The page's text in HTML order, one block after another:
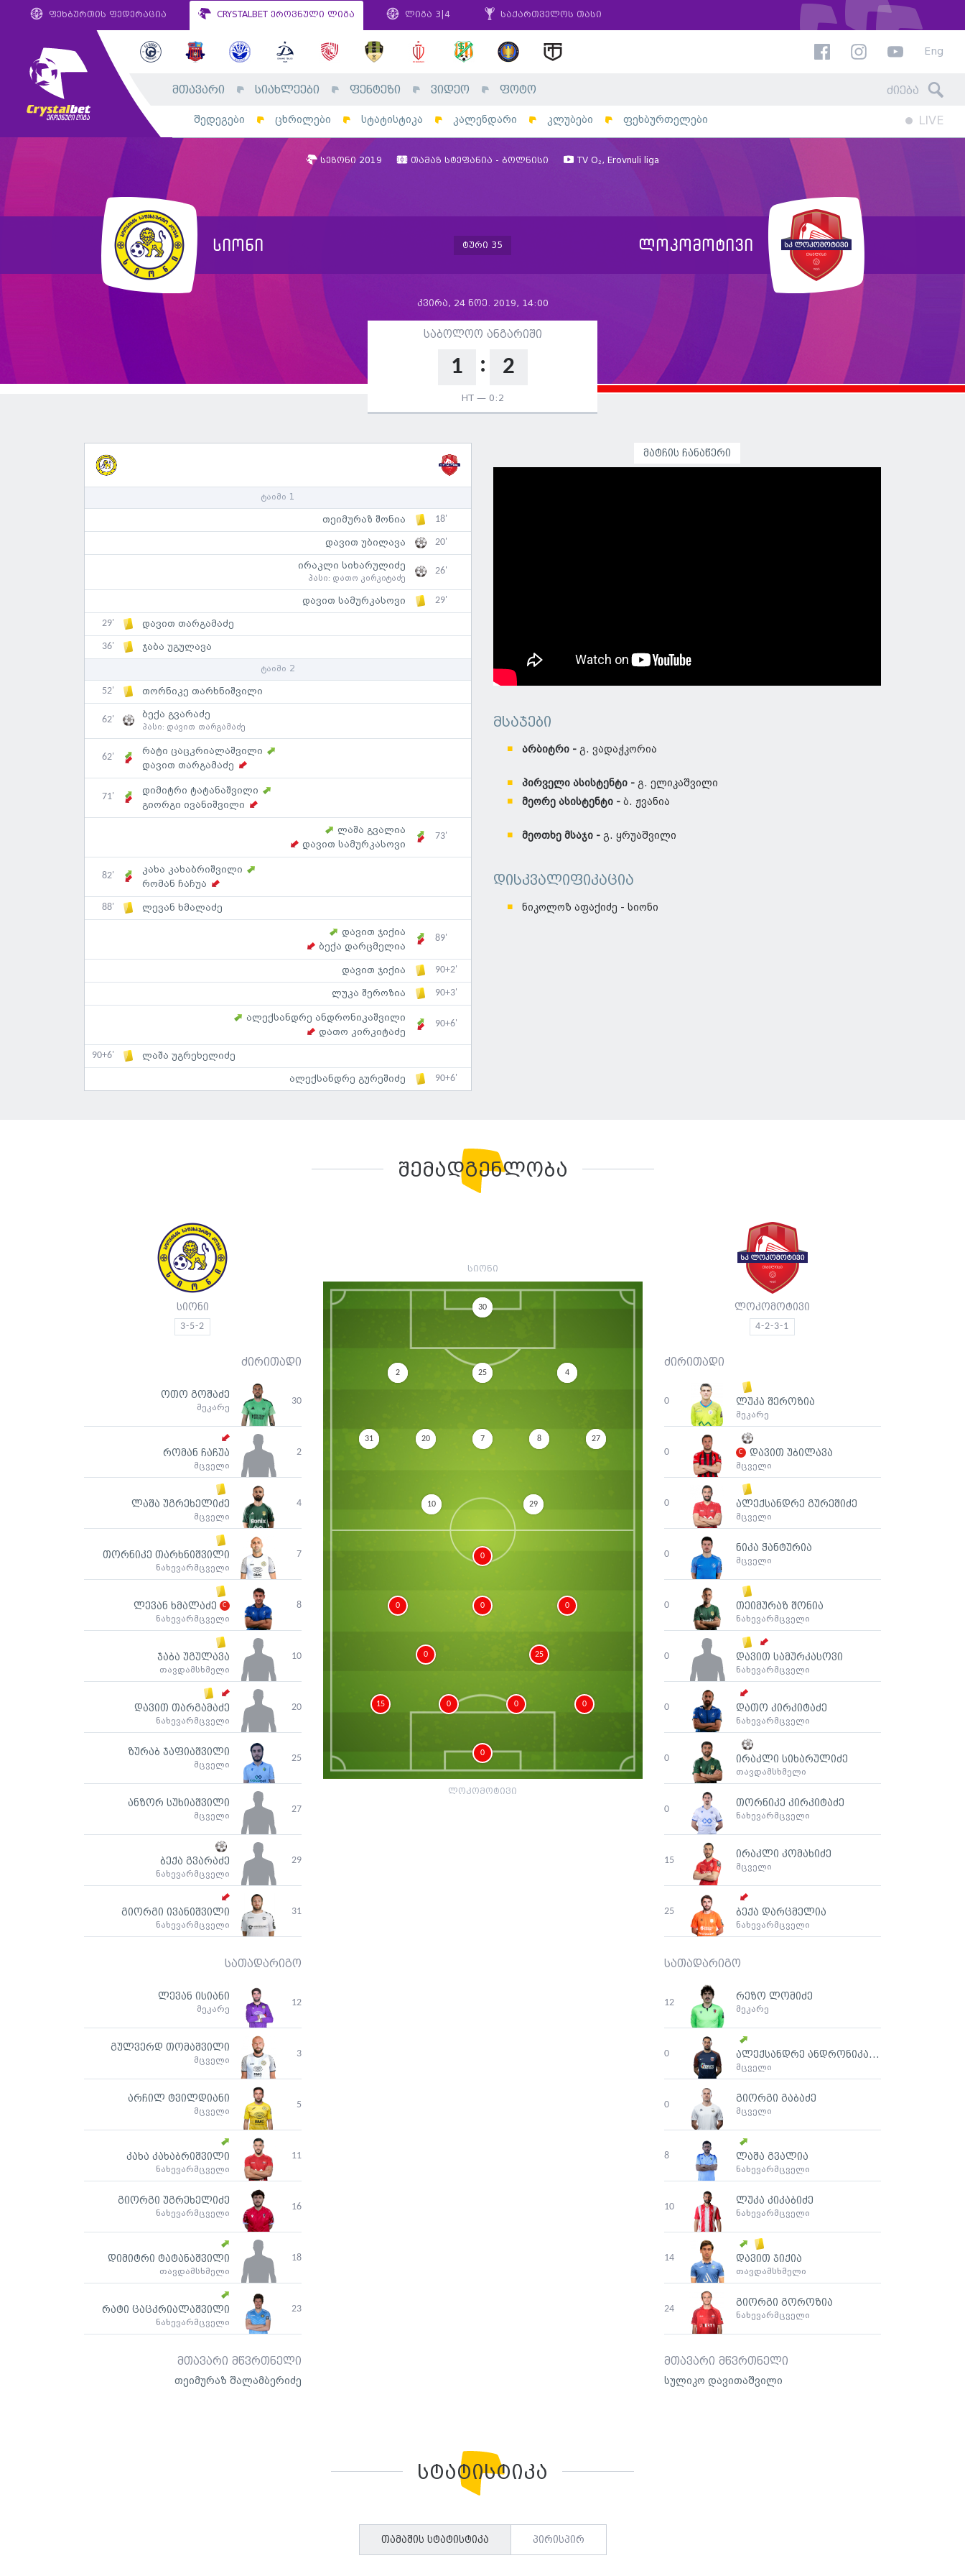
ფეხბურთის ფედერაცია CRYSTALBET ეროვნული ლიგა ლიგა 3|4 საქართველოს თასი
Eng
მთავარი სიახლეები ფენტეზი ვიდეო ფოტო
შედეგები ცხრილები სტატისტიკა კალენდარი კლუბები ფეხბურთელები LIVE
სეზონი 2019 თამაზ სტეფანია - ბოლნისი TV O₂, Erovnuli liga
სიონი ტური 35 ლოკომოტივი
კვირა, 24 ნოე. 2019, 14:00
საბოლოო ანგარიში
1 : 2
HT — 0:2
ტაიმი 1
თეიმურაზ შონია 18'
დავით უბილავა 20'
ირაკლი სიხარულიძე
პასი: დათო კირკიტაძე
26'
დავით სამურკასოვი 29'
29' დავით თარგამაძე
36' ჯაბა უგულავა
ტაიმი 2
52' თორნიკე თარხნიშვილი
62' ბექა გვარაძე
პასი: დავით თარგამაძე
62'
რატი ცაცკრიალაშვილი
დავით თარგამაძე
71'
დიმიტრი ტატანაშვილი
გიორგი ივანიშვილი
ლაშა გვალია
დავით სამურკასოვი
73'
82'
კახა კახაბრიშვილი
რომან ჩაჩუა
88' ლევან ხმალაძე
დავით ჯიქია
ბექა დარცმელია
89'
დავით ჯიქია 90+2'
ლუკა შეროზია 90+3'
ალექსანდრე ანდრონიკაშვილი
დათო კირკიტაძე
90+6'
90+6' ლაშა უგრეხელიძე
ალექსანდრე გურეშიძე 90+6'
მატჩის ჩანაწერი
მსაჯები
არბიტრი - გ. ვადაჭკორია
პირველი ასისტენტი - გ. ელიკაშვილი
მეორე ასისტენტი - ბ. ჟვანია
მეოთხე მსაჯი - გ. ყრუაშვილი
დისკვალიფიკაცია
ნიკოლოზ აფაქიძე - სიონი
შემადგენლობა
სიონი
3-5-2
ძირითადი
30
ოთო გოშაძე
მეკარე
2
რომან ჩაჩუა
მცველი
4
ლაშა უგრეხელიძე
მცველი
7
თორნიკე თარხნიშვილი
ნახევარმცველი
8
ლევან ხმალაძე
ნახევარმცველი
10
ჯაბა უგულავა
თავდამსხმელი
20
დავით თარგამაძე
ნახევარმცველი
25
ზურაბ ჯაფიაშვილი
მცველი
27
ანზორ სუხიაშვილი
მცველი
29
ბექა გვარაძე
ნახევარმცველი
31
გიორგი ივანიშვილი
ნახევარმცველი
სათადარიგო
12
ლევან ისიანი
მეკარე
3
გულვერდ თომაშვილი
მცველი
5
არჩილ ტვილდიანი
მცველი
11
კახა კახაბრიშვილი
ნახევარმცველი
16
გიორგი უგრეხელიძე
ნახევარმცველი
18
დიმიტრი ტატანაშვილი
თავდამსხმელი
23
რატი ცაცკრიალაშვილი
ნახევარმცველი
მთავარი მწვრთნელი
თეიმურაზ შალამბერიძე
ლოკომოტივი
4-2-3-1
ძირითადი
0 ლუკა შეროზია
მეკარე
0 დავით უბილავა
მცველი
0 ალექსანდრე გურეშიძე
მცველი
0
ნიკა ჭანტურია
მცველი
0 თეიმურაზ შონია
ნახევარმცველი
0 დავით სამურკასოვი
ნახევარმცველი
0 დათო კირკიტაძე
ნახევარმცველი
0 ირაკლი სიხარულიძე
თავდამსხმელი
0
თორნიკე კირკიტაძე
ნახევარმცველი
15
ირაკლი კომახიძე
მცველი
25 ბექა დარცმელია
ნახევარმცველი
სათადარიგო
12
რეზო ლომიძე
მეკარე
0 ალექსანდრე ანდრონიკაშვილი
მცველი
0
გიორგი გაბაძე
მცველი
8 ლაშა გვალია
ნახევარმცველი
10
ლუკა კიკაბიძე
ნახევარმცველი
14 დავით ჯიქია
თავდამსხმელი
24
გიორგი გოროზია
ნახევარმცველი
მთავარი მწვრთნელი
სულიკო დავითაშვილი
სიონი
30
2 25 4
31 20 7 8 27
10 29
0
0
0
0
15
25
0
0
0
0
0
ლოკომოტივი
სტატისტიკა
თამაშის სტატისტიკა პირისპირ